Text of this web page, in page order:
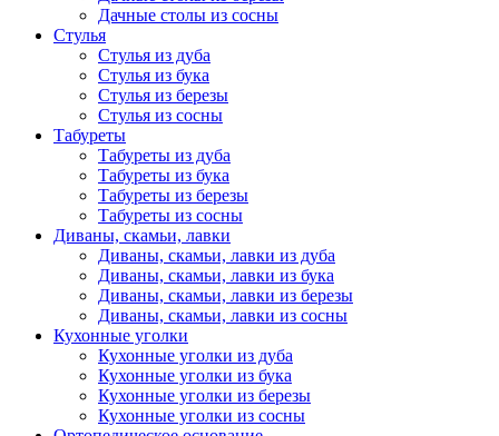
Дачные столы из сосны
Стулья
Стулья из дуба
Стулья из бука
Стулья из березы
Стулья из сосны
Табуреты
Табуреты из дуба
Табуреты из бука
Табуреты из березы
Табуреты из сосны
Диваны, скамьи, лавки
Диваны, скамьи, лавки из дуба
Диваны, скамьи, лавки из бука
Диваны, скамьи, лавки из березы
Диваны, скамьи, лавки из сосны
Кухонные уголки
Кухонные уголки из дуба
Кухонные уголки из бука
Кухонные уголки из березы
Кухонные уголки из сосны